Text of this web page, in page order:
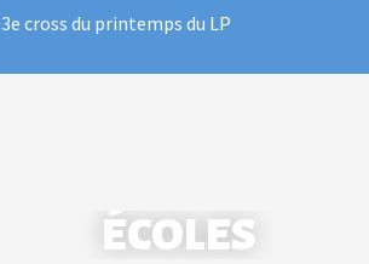
3e cross du printemps du LP
ÉCOLES